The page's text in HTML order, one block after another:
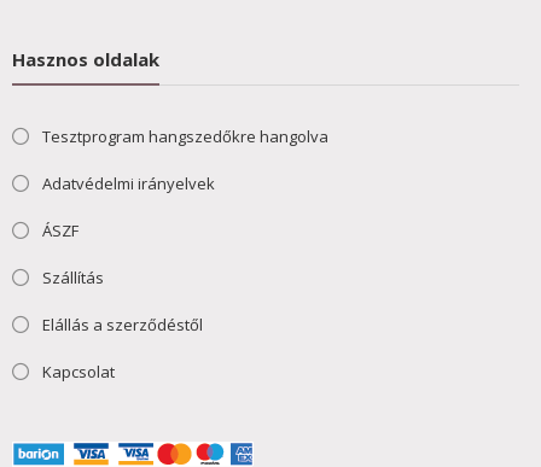
Hasznos oldalak
Tesztprogram hangszedőkre hangolva
Adatvédelmi irányelvek
ÁSZF
Szállítás
Elállás a szerződéstől
Kapcsolat